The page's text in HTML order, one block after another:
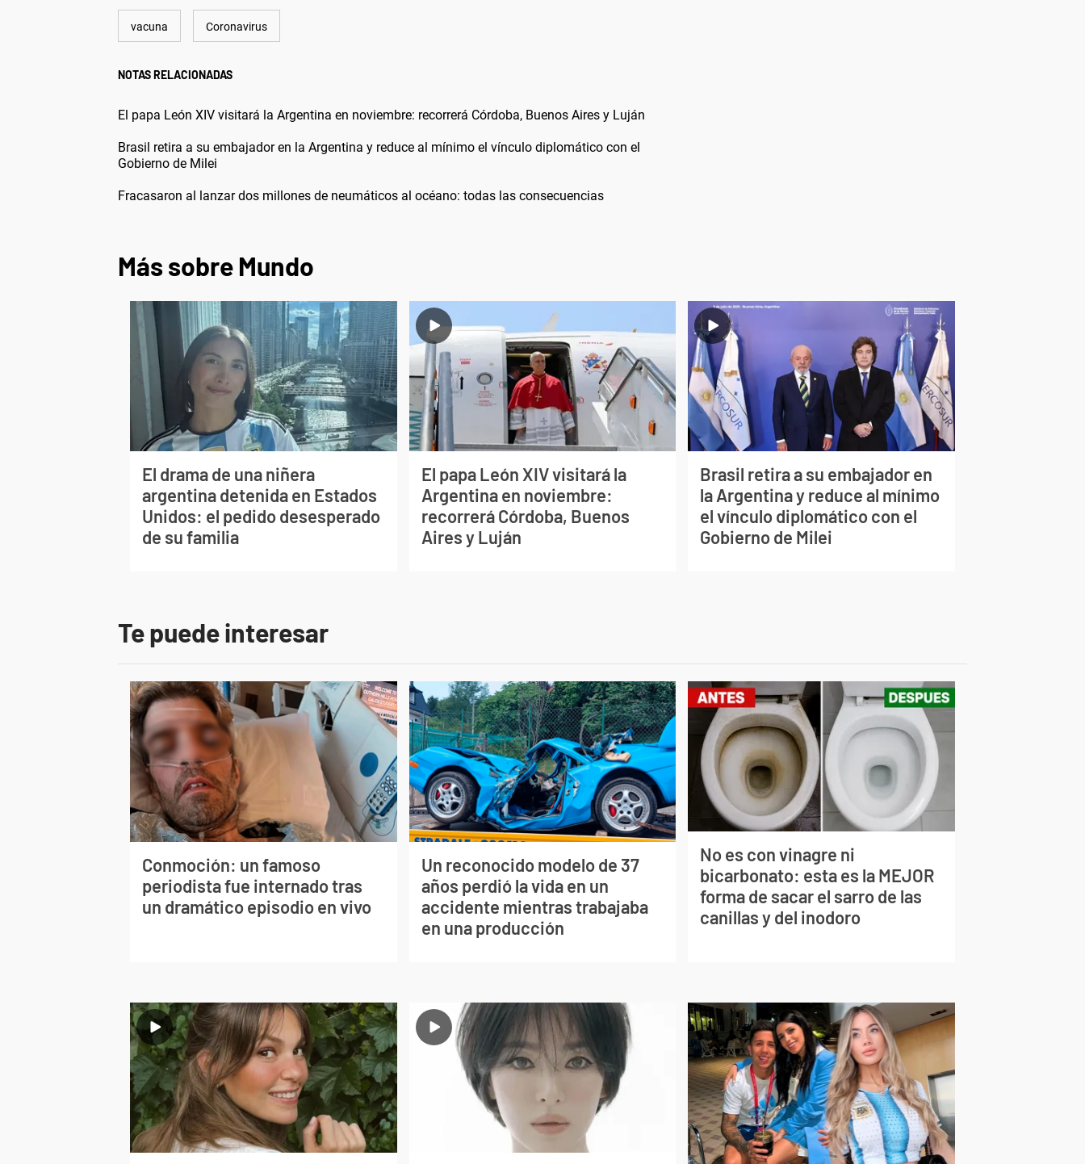
vacuna Coronavirus
NOTAS RELACIONADAS
El papa León XIV visitará la Argentina en noviembre: recorrerá Córdoba, Buenos Aires y Luján
Brasil retira a su embajador en la Argentina y reduce al mínimo el vínculo diplomático con el
Gobierno de Milei
Fracasaron al lanzar dos millones de neumáticos al océano: todas las consecuencias
Más sobre Mundo
El drama de una niñera
argentina detenida en Estados
Unidos: el pedido desesperado
de su familia
El papa León XIV visitará la
Argentina en noviembre:
recorrerá Córdoba, Buenos
Aires y Luján
Brasil retira a su embajador en
la Argentina y reduce al mínimo
el vínculo diplomático con el
Gobierno de Milei
Te puede interesar
Conmoción: un famoso
periodista fue internado tras
un dramático episodio en vivo
Un reconocido modelo de 37
años perdió la vida en un
accidente mientras trabajaba
en una producción
No es con vinagre ni
bicarbonato: esta es la MEJOR
forma de sacar el sarro de las
canillas y del inodoro